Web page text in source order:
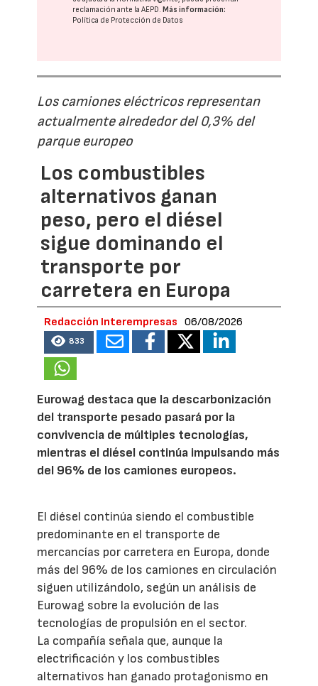
reclamación ante laAEPD.Más información:
Política de Protección de Datos
Los camiones eléctricos representan
actualmente alrededor del 0,3% del
parque europeo
Los combustibles
alternativos ganan
peso, pero el diésel
sigue dominando el
transporte por
carretera en Europa
Redacción Interempresas 06/08/2026
833
Eurowag destaca que la descarbonización
del transporte pesado pasará por la
convivencia de múltiples tecnologías,
mientras el diésel continúa impulsando más
del 96% de los camiones europeos.
El diésel continúa siendo el combustible
predominante en el transporte de
mercancías por carretera en Europa, donde
más del 96% de los camiones en circulación
siguen utilizándolo, según un análisis de
Eurowag sobre la evolución de las
tecnologías de propulsión en el sector.
La compañía señala que, aunque la
electrificación y los combustibles
alternativos han ganado protagonismo en